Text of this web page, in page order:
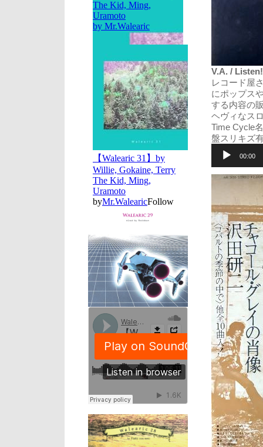
V.A. /
レコード屋
にポップス
する内容の
ヘヴィなス
Time Cycle
盤スリキズ
プ
レ
ー
00:00